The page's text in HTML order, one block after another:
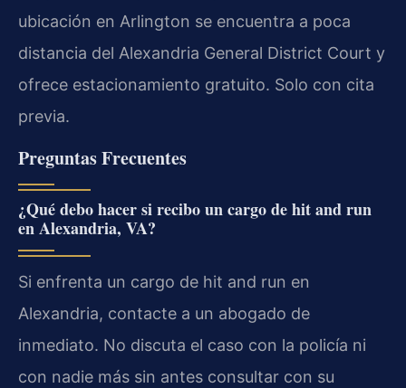
ubicación en Arlington se encuentra a poca
distancia del Alexandria General District Court y
ofrece estacionamiento gratuito. Solo con cita
previa.
Preguntas Frecuentes
¿Qué debo hacer si recibo un cargo de hit and run
en Alexandria, VA?
Si enfrenta un cargo de hit and run en
Alexandria, contacte a un abogado de
inmediato. No discuta el caso con la policía ni
con nadie más sin antes consultar con su